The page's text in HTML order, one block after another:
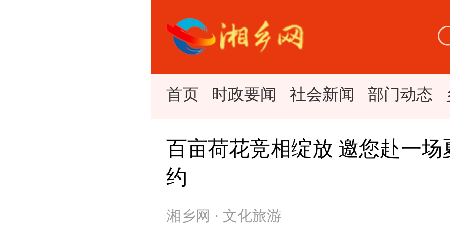
首页 时政要闻 社会新闻 部门动态
百亩荷花竞相绽放 邀您赴一场
约
湘乡网 · 文化旅游